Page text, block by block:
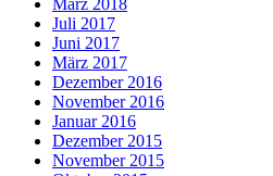
Juli 2017
Juni 2017
März 2017
Dezember 2016
November 2016
Januar 2016
Dezember 2015
November 2015